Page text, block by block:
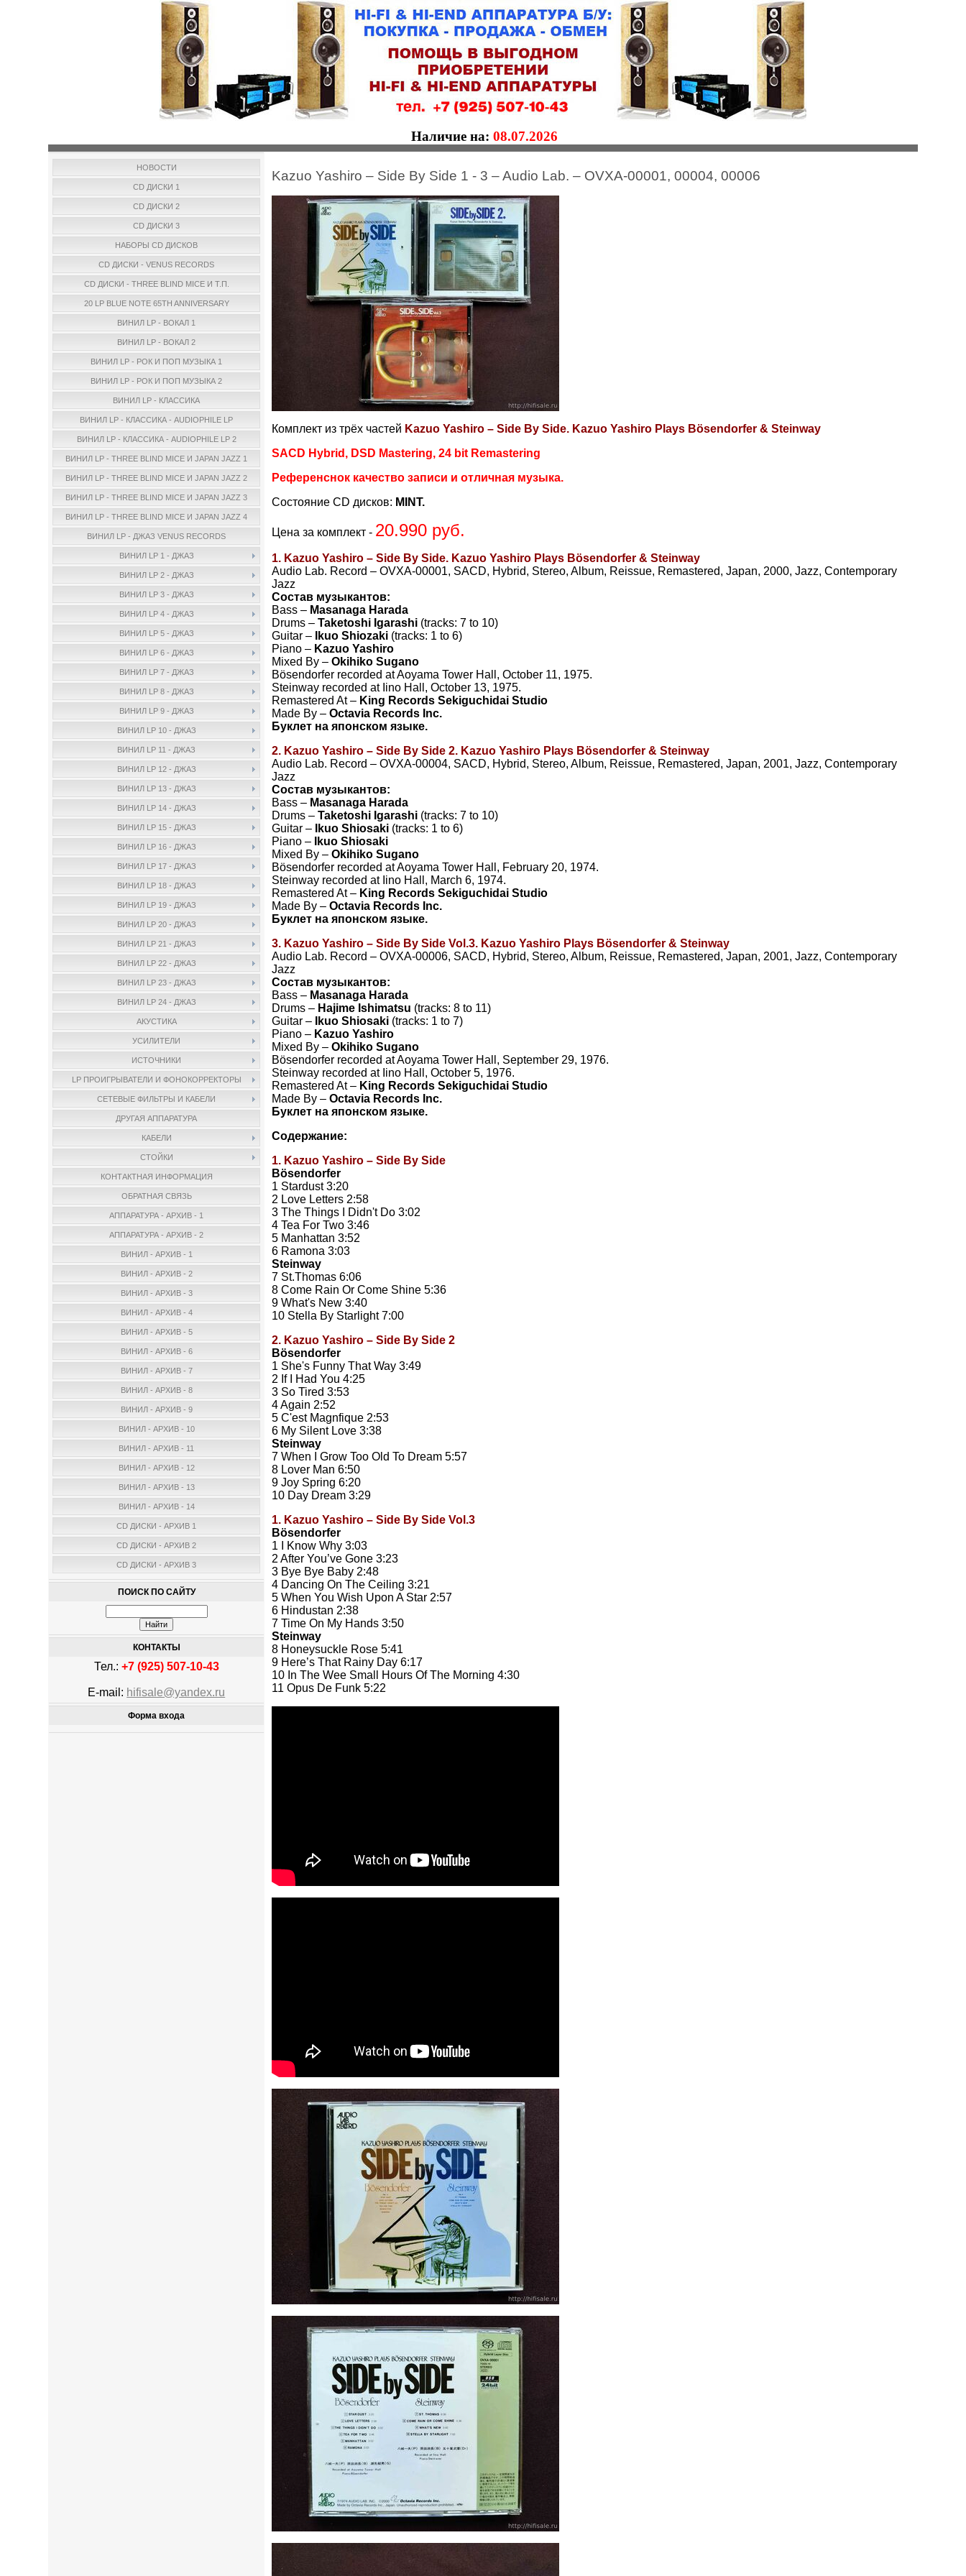
Наличие на: 08.07.2026
НОВОСТИ
CD ДИСКИ 1
CD ДИСКИ 2
CD ДИСКИ 3
НАБОРЫ CD ДИСКОВ
CD ДИСКИ - VENUS RECORDS
CD ДИСКИ - THREE BLIND MICE И Т.П.
20 LP BLUE NOTE 65TH ANNIVERSARY
ВИНИЛ LP - ВОКАЛ 1
ВИНИЛ LP - ВОКАЛ 2
ВИНИЛ LP - РОК И ПОП МУЗЫКА 1
ВИНИЛ LP - РОК И ПОП МУЗЫКА 2
ВИНИЛ LP - КЛАССИКА
ВИНИЛ LP - КЛАССИКА - AUDIOPHILE LP
ВИНИЛ LP - КЛАССИКА - AUDIOPHILE LP 2
ВИНИЛ LP - THREE BLIND MICE И JAPAN JAZZ 1
ВИНИЛ LP - THREE BLIND MICE И JAPAN JAZZ 2
ВИНИЛ LP - THREE BLIND MICE И JAPAN JAZZ 3
ВИНИЛ LP - THREE BLIND MICE И JAPAN JAZZ 4
ВИНИЛ LP - ДЖАЗ VENUS RECORDS
ВИНИЛ LP 1 - ДЖАЗ
ВИНИЛ LP 2 - ДЖАЗ
ВИНИЛ LP 3 - ДЖАЗ
ВИНИЛ LP 4 - ДЖАЗ
ВИНИЛ LP 5 - ДЖАЗ
ВИНИЛ LP 6 - ДЖАЗ
ВИНИЛ LP 7 - ДЖАЗ
ВИНИЛ LP 8 - ДЖАЗ
ВИНИЛ LP 9 - ДЖАЗ
ВИНИЛ LP 10 - ДЖАЗ
ВИНИЛ LP 11 - ДЖАЗ
ВИНИЛ LP 12 - ДЖАЗ
ВИНИЛ LP 13 - ДЖАЗ
ВИНИЛ LP 14 - ДЖАЗ
ВИНИЛ LP 15 - ДЖАЗ
ВИНИЛ LP 16 - ДЖАЗ
ВИНИЛ LP 17 - ДЖАЗ
ВИНИЛ LP 18 - ДЖАЗ
ВИНИЛ LP 19 - ДЖАЗ
ВИНИЛ LP 20 - ДЖАЗ
ВИНИЛ LP 21 - ДЖАЗ
ВИНИЛ LP 22 - ДЖАЗ
ВИНИЛ LP 23 - ДЖАЗ
ВИНИЛ LP 24 - ДЖАЗ
АКУСТИКА
УСИЛИТЕЛИ
ИСТОЧНИКИ
LP ПРОИГРЫВАТЕЛИ И ФОНОКОРРЕКТОРЫ
СЕТЕВЫЕ ФИЛЬТРЫ И КАБЕЛИ
ДРУГАЯ АППАРАТУРА
КАБЕЛИ
СТОЙКИ
КОНТАКТНАЯ ИНФОРМАЦИЯ
ОБРАТНАЯ СВЯЗЬ
АППАРАТУРА - АРХИВ - 1
АППАРАТУРА - АРХИВ - 2
ВИНИЛ - АРХИВ - 1
ВИНИЛ - АРХИВ - 2
ВИНИЛ - АРХИВ - 3
ВИНИЛ - АРХИВ - 4
ВИНИЛ - АРХИВ - 5
ВИНИЛ - АРХИВ - 6
ВИНИЛ - АРХИВ - 7
ВИНИЛ - АРХИВ - 8
ВИНИЛ - АРХИВ - 9
ВИНИЛ - АРХИВ - 10
ВИНИЛ - АРХИВ - 11
ВИНИЛ - АРХИВ - 12
ВИНИЛ - АРХИВ - 13
ВИНИЛ - АРХИВ - 14
CD ДИСКИ - АРХИВ 1
CD ДИСКИ - АРХИВ 2
CD ДИСКИ - АРХИВ 3
ПОИСК ПО САЙТУ
КОНТАКТЫ
Тел.: +7 (925) 507-10-43
E-mail: hifisale@yandex.ru
Форма входа
Kazuo Yashiro – Side By Side 1 - 3 – Audio Lab. – OVXA-00001, 00004, 00006
Комплект из трёх частей Kazuo Yashiro – Side By Side. Kazuo Yashiro Plays Bösendorfer & Steinway
SACD Hybrid, DSD Mastering, 24 bit Remastering
Референснок качество записи и отличная музыка.
Состояние CD дисков: MINT.
Цена за комплект - 20.990 руб.
1. Kazuo Yashiro – Side By Side. Kazuo Yashiro Plays Bösendorfer & Steinway
Audio Lab. Record – OVXA-00001, SACD, Hybrid, Stereo, Album, Reissue, Remastered, Japan, 2000, Jazz, Contemporary
Jazz
Состав музыкантов:
Bass – Masanaga Harada
Drums –Taketoshi Igarashi (tracks: 7 to 10)
Guitar –
Ikuo Shiozaki (tracks: 1 to 6)
Piano – Kazuo Yashiro
Mixed By –Okihiko Sugano
Bösendorfer recorded at Aoyama Tower Hall, October 11, 1975.
Steinway recorded at Iino Hall, October 13, 1975.
Remastered At – King Records Sekiguchidai Studio
Made By –Octavia Records Inc.
Буклет на японском языке.
2. Kazuo Yashiro – Side By Side 2. Kazuo Yashiro Plays Bösendorfer & Steinway
Audio Lab. Record – OVXA-00004, SACD, Hybrid, Stereo, Album, Reissue, Remastered, Japan, 2001, Jazz, Contemporary
Jazz
Состав музыкантов:
Bass – Masanaga Harada
Drums –Taketoshi Igarashi (tracks: 7 to 10)
Guitar –
Ikuo Shiosaki (tracks: 1 to 6)
Piano –
Ikuo Shiosaki
Mixed By –Okihiko Sugano
Bösendorfer recorded at Aoyama Tower Hall, February 20, 1974.
Steinway recorded at Iino Hall, March 6, 1974.
Remastered At – King Records Sekiguchidai Studio
Made By –Octavia Records Inc.
Буклет на японском языке.
3. Kazuo Yashiro – Side By Side Vol.3. Kazuo Yashiro Plays Bösendorfer & Steinway
Audio Lab. Record – OVXA-00006, SACD, Hybrid, Stereo, Album, Reissue, Remastered, Japan, 2001, Jazz, Contemporary
Jazz
Состав музыкантов:
Bass – Masanaga Harada
Drums – Hajime Ishimatsu (tracks: 8 to 11)
Guitar –
Ikuo Shiosaki (tracks: 1 to 7)
Piano – Kazuo Yashiro
Mixed By –Okihiko Sugano
Bösendorfer recorded at Aoyama Tower Hall, September 29, 1976.
Steinway recorded at Iino Hall, October 5, 1976.
Remastered At – King Records Sekiguchidai Studio
Made By –Octavia Records Inc.
Буклет на японском языке.
Содержание:
1. Kazuo Yashiro – Side By Side
Bösendorfer
1 Stardust 3:20
2 Love Letters 2:58
3 The Things I Didn't Do 3:02
4 Tea For Two 3:46
5 Manhattan 3:52
6 Ramona 3:03
Steinway
7 St.Thomas 6:06
8 Come Rain Or Come Shine 5:36
9 What's New 3:40
10 Stella By Starlight 7:00
2. Kazuo Yashiro – Side By Side 2
Bösendorfer
1 She's Funny That Way 3:49
2 If I Had You 4:25
3 So Tired 3:53
4 Again 2:52
5 C'est Magnfique 2:53
6 My Silent Love 3:38
Steinway
7 When I Grow Too Old To Dream 5:57
8 Lover Man 6:50
9 Joy Spring 6:20
10 Day Dream 3:29
1. Kazuo Yashiro – Side By Side Vol.3
Bösendorfer
1 I Know Why 3:03
2 After You’ve Gone 3:23
3 Bye Bye Baby 2:48
4 Dancing On The Ceiling 3:21
5 When You Wish Upon A Star 2:57
6 Hindustan 2:38
7 Time On My Hands 3:50
Steinway
8 Honeysuckle Rose 5:41
9 Here’s That Rainy Day 6:17
10 In The Wee Small Hours Of The Morning 4:30
11 Opus De Funk 5:22